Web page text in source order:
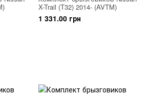
X-Trail (T32) 2014- (AVTM)
1 331.00 грн